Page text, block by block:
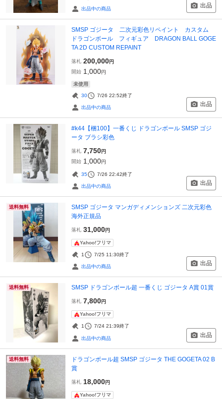
出品中の商品 出品
SMSP ゴジータ 二次元彩色リペイント カスタム
ドラゴンボール フィギュア DRAGON BALL GOGE
TA 2D CUSTOM REPAINT
落札 200,000円
開始 1,000円
未使用
30 7/26 22:52終了
出品中の商品 出品
#k44【梱100】一番くじ ドラゴンボール SMSP ゴジ
ータ ブラシ彩色
落札 7,750円
開始 1,000円
35 7/26 22:42終了
出品中の商品 出品
送料無料
SMSP ゴジータ マンガディメンションズ 二次元彩色
海外正規品
落札 31,000円
Yahoo!フリマ
1 7/25 11:30終了
出品中の商品 出品
送料無料 SMSP ドラゴンボール超 一番くじ ゴジータ A賞 01賞
落札 7,800円
Yahoo!フリマ
1 7/24 21:39終了
出品中の商品 出品
送料無料
ドラゴンボール超 SMSP ゴジータ THE GOGETA 02 B
賞
落札 18,000円
Yahoo!フリマ